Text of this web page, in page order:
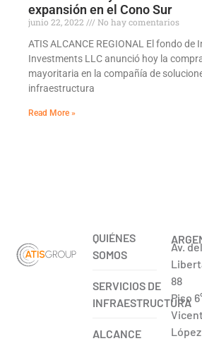
expansión en el Cono Sur
junio 22, 2022
No hay comentarios
ATIS ALCANCE REGIONAL El fondo de
Investments LLC anunció hoy la
mayoritaria en la compañía de
infraestructura
Read More »
QUIÉNES
SOMOS
SERVICIOS DE
INFRAESTRUCTURA
ALCANCE
Av. del
88
Piso
López